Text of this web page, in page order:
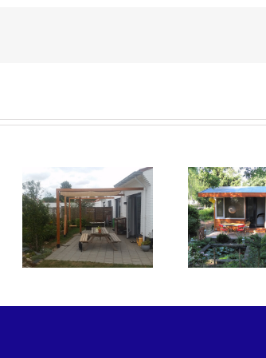
Houten tuinhuis op
volkstuinvereniging